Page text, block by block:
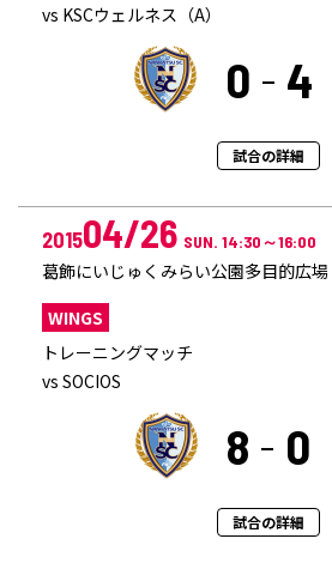
vs KSCウェルネス（A）
0 4
試合の詳細
201504/26 SUN. 14:30～16:00
葛飾にいじゅくみらい公園多目的広場
WINGS
トレーニングマッチ
vs SOCIOS
8 0
試合の詳細